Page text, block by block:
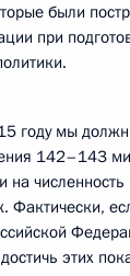
были
при
году мы
142–143
на
Фактически,
этих